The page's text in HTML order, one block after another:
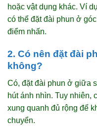
hoặc vật dụng khác. Ví
có thể đặt đài phun ở
điểm nhấn.
2. Có nên đặt đài
không?
Có, đặt đài phun ở giữa
hút ánh nhìn. Tuy nhiên,
xung quanh đủ rộng để
chuyển.